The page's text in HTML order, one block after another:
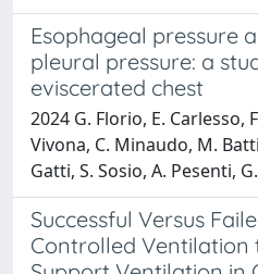
Esophageal pressure
pleural pressure: a
eviscerated chest
2024 G. Florio, E. Carlesso,
Vivona, C. Minaudo, M.
Gatti, S. Sosio, A. Pesenti,
Successful Versus
Controlled Ventilation